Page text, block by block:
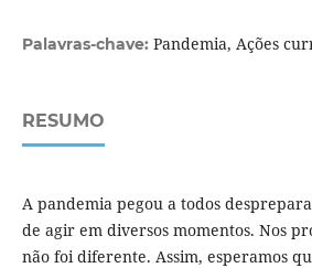
Palavras-chave: Pandemia, Ações
RESUMO
A pandemia pegou a todos
de agir em diversos momentos. Nos
não foi diferente. Assim, esperamos